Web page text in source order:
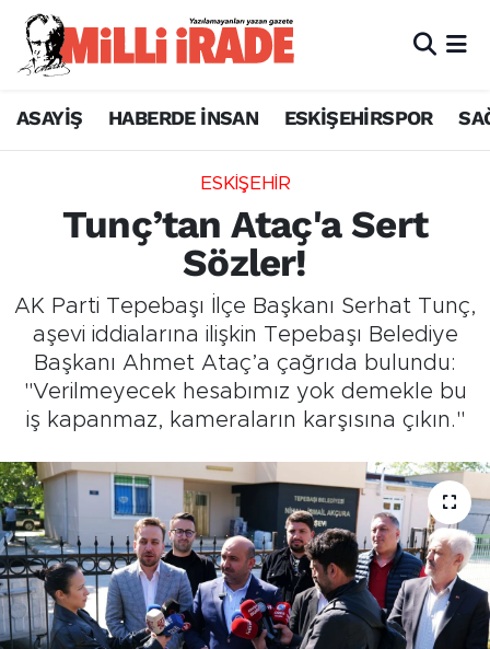
ASAYİŞ HABERDE İNSAN ESKİŞEHİRSPOR
ESKİŞEHİR
Tunç’tan Ataç'a Sert
Sözler!
AK Parti Tepebaşı İlçe Başkanı Serhat Tunç,
aşevi iddialarına ilişkin Tepebaşı Belediye
Başkanı Ahmet Ataç’a çağrıda bulundu:
"Verilmeyecek hesabımız yok demekle bu
iş kapanmaz, kameraların karşısına çıkın."